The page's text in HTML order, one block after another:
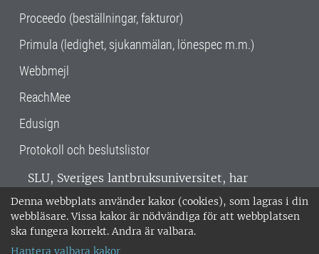
Denna webbplats använder kakor (cookies), som lagras i din
webbläsare. Vissa kakor är nödvändiga för att webbplatsen
ska fungera korrekt. Andra är valbara.
Hantera valbara kakor
Proceedo (beställningar, fakturor)
Primula (ledighet, sjukanmälan, lönespec m.m.)
Webbmejl
ReachMee
Edusign
Protokoll och beslutslistor
SLU, Sveriges lantbruksuniversitet, har
verksamhet över hela Sverige. Huvudorter är
Alnarp, Uppsala och Umeå.SLU är
miljöcertifierat enligt ISO 14001. •
018-67 10 00 • Org nr: 202100-2817 •